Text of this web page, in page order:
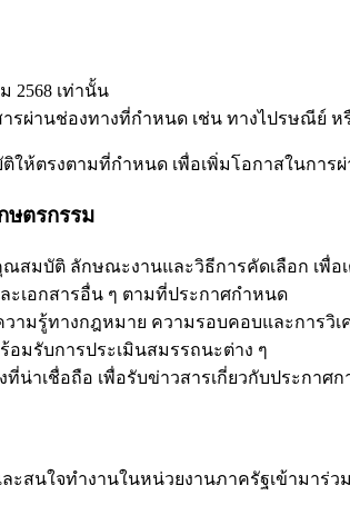
2568 เท่านั้น
ผ่านช่องทางที่กำหนด เช่น ทางไปรษณีย์ ห
ห้ตรงตามที่กำหนด เพื่อเพิ่มโอกาสในการ
ษตรกรรม
ณสมบัติ ลักษณะงานและวิธีการคัดเลือก เพื่อ
ะเอกสารอื่น ๆ ตามที่ประกาศกำหนด
ามรู้ทางกฎหมาย ความรอบคอบและการวิเ
อมรับการประเมินสมรรถนะต่าง ๆ
น่าเชื่อถือ เพื่อรับข่าวสารเกี่ยวกับประกาศ
ะสนใจทำงานในหน่วยงานภาครัฐเข้ามาร่